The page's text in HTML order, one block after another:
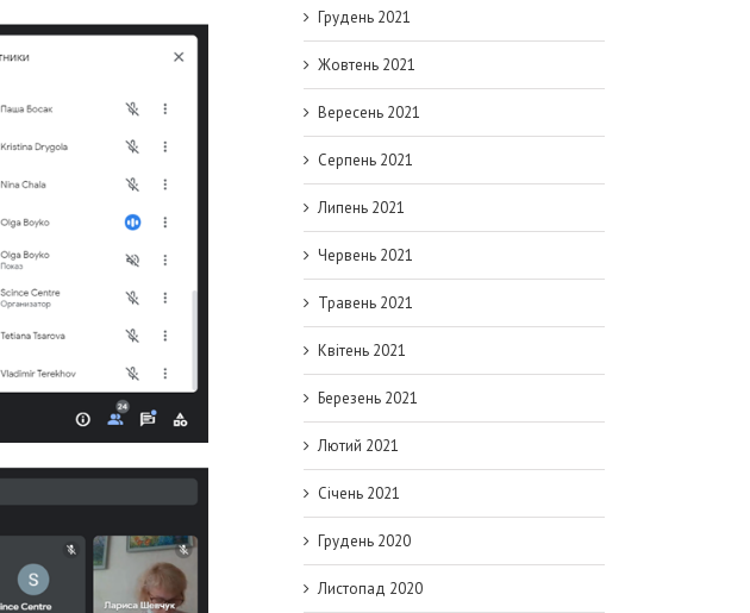
Грудень 2021
Жовтень 2021
Вересень 2021
Серпень 2021
Липень 2021
Червень 2021
Травень 2021
Квітень 2021
Березень 2021
Лютий 2021
Січень 2021
Грудень 2020
Листопад 2020